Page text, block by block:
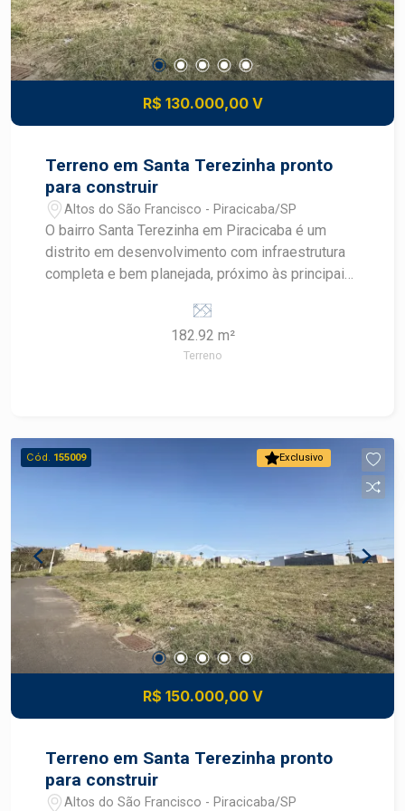
transportes, serviços e lazer comunitário
Construa o imóvel dos seus sonhos com
segurança e excelente potencial de valorização.
Construa seu futuro com quem é agente de
desenvolvimento do mercado imobiliário de
Piracicaba. Agende sua visita.
R$ 130.000,00 V
Terreno em Santa Terezinha pronto
para construir
Altos do São Francisco - Piracicaba/SP
O bairro Santa Terezinha em Piracicaba é um
distrito em desenvolvimento com infraestrutura
completa e bem planejada, próximo às principais
rodovias SP308 e SP304. A região conta com
comércio variado, transporte público, escolas,
supermercados e acesso facilitado tanto ao
construir Diferenciais: Melhor quadra do bairro
Vantagens estratégicas Localização: terreno em
perspectiva de ganho patrimonial Conveniência:
proximidade de escolas, supermercados,
transportes, serviços e lazer comunitário
Construa o imóvel dos seus sonhos com
segurança e excelente potencial de valorização.
Construa seu futuro com quem é agente de
desenvolvimento do mercado imobiliário de
Piracicaba. Agende sua visita.
182.92 m²
Terreno
Exclusivo
Cód. 155009
R$ 150.000,00 V
Terreno em Santa Terezinha pronto
para construir
Altos do São Francisco - Piracicaba/SP